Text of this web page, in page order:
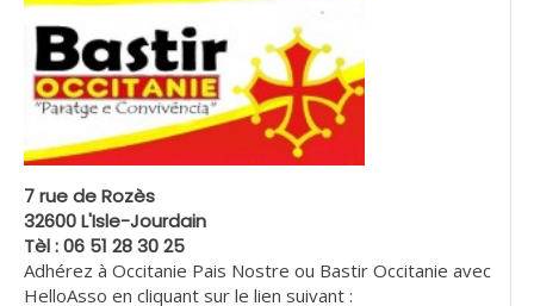
7 rue de Rozès
32600 L'Isle-Jourdain
Tèl : 06 51 28 30 25
Adhérez à Occitanie Pais Nostre ou Bastir Occitanie avec
HelloAsso en cliquant sur le lien suivant :